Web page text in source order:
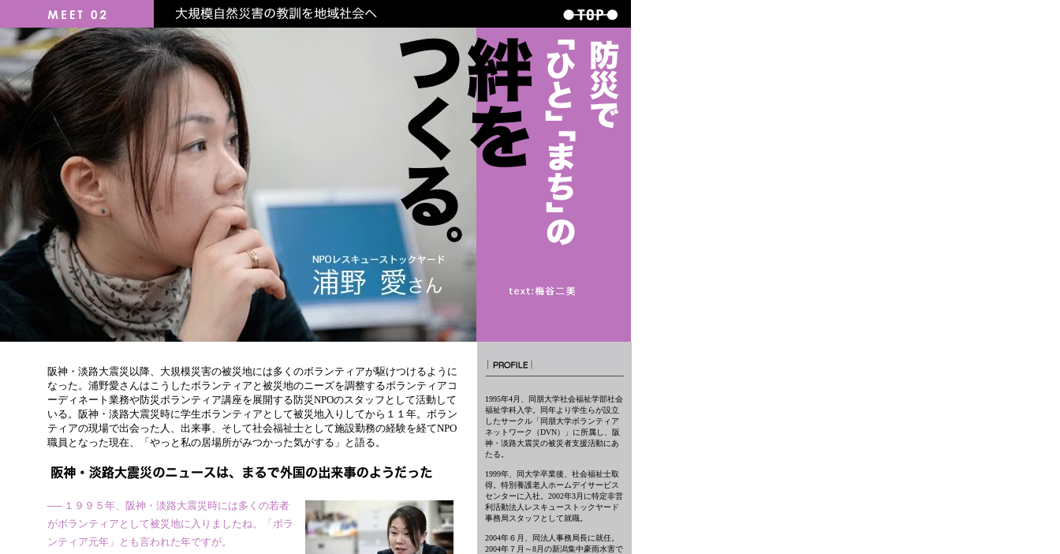
阪神・淡路大震災以降、大規模災害の被災地には多くのボランティアが駆けつけるように
なった。浦野愛さんはこうしたボランティアと被災地のニーズを調整するボランティアコ
ーディネート業務や防災ボランティア講座を展開する防災NPOのスタッフとして活動して
いる。阪神・淡路大震災時に学生ボランティアとして被災地入りしてから１１年。ボラン
ティアの現場で出会った人、出来事、そして社会福祉士として施設勤務の経験を経てNPO
職員となった現在、「やっと私の居場所がみつかった気がする」と語る。
── １９９５年、阪神・淡路大震災時には多くの若者
がボランティアとして被災地に入りましたね。「ボラ
ンティア元年」とも言われた年ですが。
1995年4月、同朋大学社会福祉学部社会
福祉学科入学。同年より学生らが設立
したサークル「同朋大学ボランティア
ネットワーク（DVN）」に所属し、阪
神・淡路大震災の被災者支援活動にあ
たる。
1999年、同大学卒業後、社会福祉士取
得。特別養護老人ホームデイサービス
センターに入社。2002年3月に特定非営
利活動法人レスキューストックヤード
事務局スタッフとして就職。
2004年６月、同法人事務局長に就任。
2004年７月～8月の新潟集中豪雨水害で